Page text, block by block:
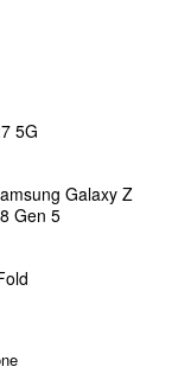
5G
Galaxy Z
Gen 5